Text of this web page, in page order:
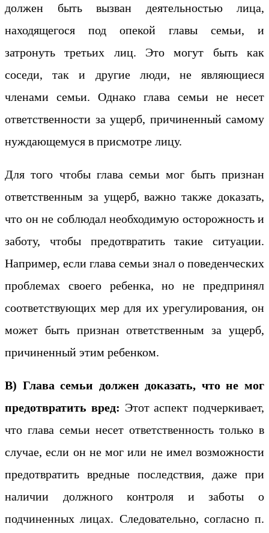
должен быть вызван деятельностью лица,
находящегося под опекой главы семьи, и
затронуть третьих лиц. Это могут быть как
соседи, так и другие люди, не являющиеся
членами семьи. Однако глава семьи не несет
ответственности за ущерб, причиненный самому
нуждающемуся в присмотре лицу.
Для того чтобы глава семьи мог быть признан
ответственным за ущерб, важно также доказать,
что он не соблюдал необходимую осторожность и
заботу, чтобы предотвратить такие ситуации.
Например, если глава семьи знал о поведенческих
проблемах своего ребенка, но не предпринял
соответствующих мер для их урегулирования, он
может быть признан ответственным за ущерб,
причиненный этим ребенком.
В) Глава семьи должен доказать, что не мог
предотвратить вред: Этот аспект подчеркивает,
что глава семьи несет ответственность только в
случае, если он не мог или не имел возможности
предотвратить вредные последствия, даже при
наличии должного контроля и заботы о
подчиненных лицах. Следовательно, согласно п.